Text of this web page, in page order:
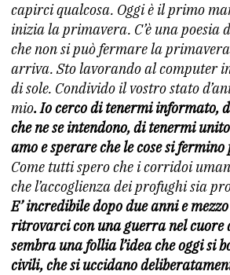
capirci qualcosa. Oggi è il primo
inizia la primavera. C’è una poesia
che non si può fermare la
arriva. Sto lavorando al computer
di sole. Condivido il vostro stato
mio. Io cerco di tenermi informato,
che ne se intendono, di tenermi
amo e sperare che le cose si
Come tutti spero che i corridoi
che l’accoglienza dei profughi sia
E’ incredibile dopo due anni e
ritrovarci con una guerra nel cuore
sembra una follia l’idea che oggi si
civili, che si uccidano